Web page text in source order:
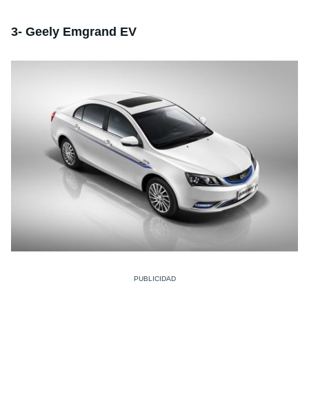
3- Geely Emgrand EV